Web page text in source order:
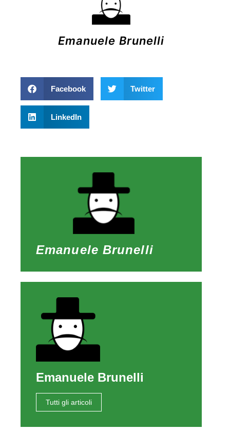
Emanuele Brunelli
Facebook Twitter
LinkedIn
Emanuele Brunelli
Emanuele Brunelli
Tutti gli articoli